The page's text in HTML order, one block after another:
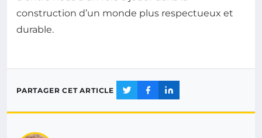
construction d’un monde plus respectueux et
durable.
PARTAGER CET ARTICLE